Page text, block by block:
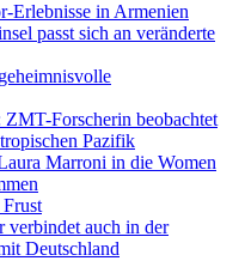
Erlebnisse in Armenien
passt sich an veränderte
Forscherin beobachtet
Pazifik
Marroni in die Women
verbindet auch in der
Deutschland